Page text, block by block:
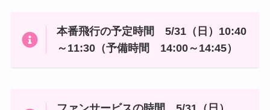
本番飛行の予定時間 5/31（日）10:40
～11:30（予備時間 14:00～14:45）